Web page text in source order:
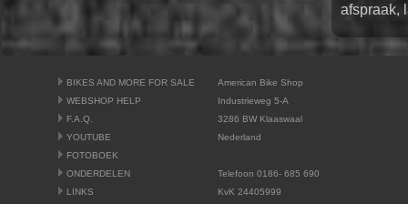
afspraak,
BIKES AND MORE FOR SALE
WEBSHOP HELP
F.A.Q.
YOUTUBE
FOTOBOEK
ONDERDELEN
LINKS
American Bike Shop
Industrieweg 5-A
3286 BW Klaaswaal
Nederland
Telefoon 0186- 685 690
KvK 24405999